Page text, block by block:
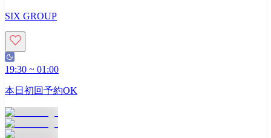
SIX GROUP
19:30 ~ 01:00
本日初回予約OK